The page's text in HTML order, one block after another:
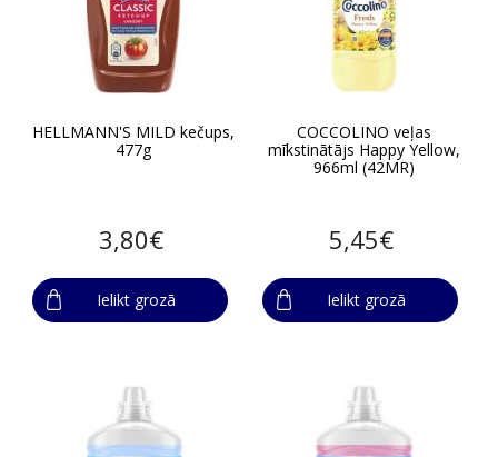
HELLMANN'S MILD kečups,
477g
3,80€
Ielikt grozā
COCCOLINO veļas
mīkstinātājs Happy Yellow,
966ml (42MR)
5,45€
Ielikt grozā